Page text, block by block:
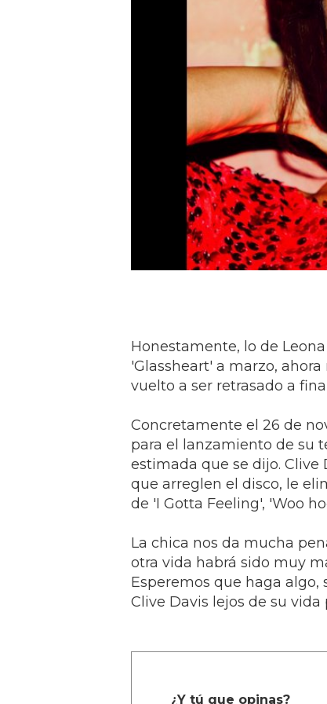
Honestamente, lo de
'Glassheart' a marzo,
vuelto a ser retrasado a
Concretamente el 26 de
para el lanzamiento de su
estimada que se dijo. Clive
que arreglen el disco, le
de 'I Gotta Feeling', 'Woo
La chica nos da mucha
otra vida habrá sido muy
Esperemos que haga
Clive Davis lejos de su
¿Y tú que opinas?